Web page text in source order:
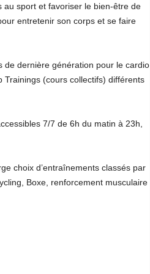
au sport et favoriser le bien-être de
entretenir son corps et se faire
de dernière génération pour le cardio
(cours collectifs) différents
7/7 de 6h du matin à 23h,
choix d’entraînements classés par
Boxe, renforcement musculaire